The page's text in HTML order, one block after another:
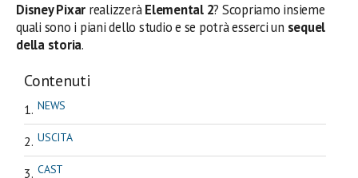
Disney Pixar realizzeràElemental 2? Scopriamo insieme
quali sono i piani dello studio e se potrà esserci un sequel
della storia.
Contenuti
NEWS
USCITA
CAST